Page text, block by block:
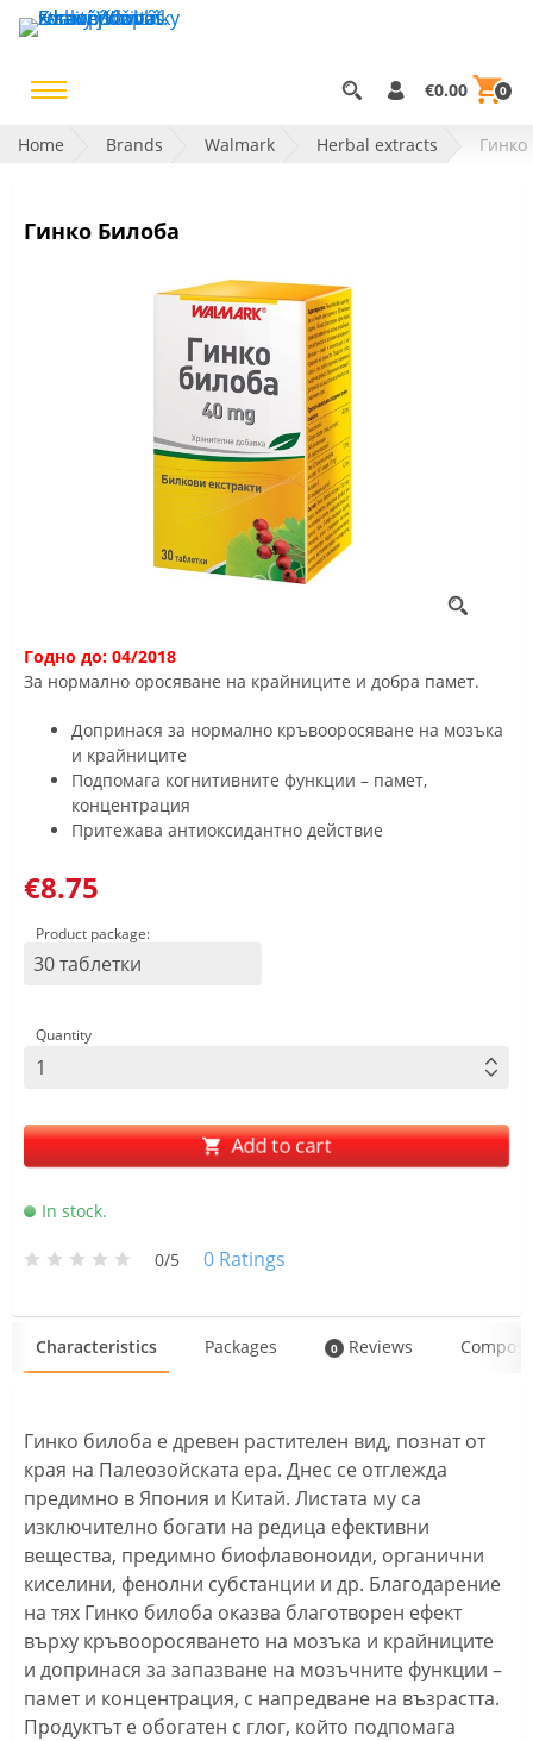
€0.00 0
Home Brands Walmark Herbal extracts
Гинко Билоба
Годно до: 04/2018
За нормално оросяване на крайниците и добра памет.
Допринася за нормално кръвооросяване на мозъка
и крайниците
Подпомага когнитивните функции – памет,
концентрация
Притежава антиоксидантно действие
€8.75
Product package:
30 таблетки
Quantity
Add to cart
In stock.
0/5 0 Ratings
Characteristics Packages 0 Reviews
Гинко билоба е древен растителен вид, познат от
края на Палеозойската ера. Днес се отглежда
предимно в Япония и Китай. Листата му са
изключително богати на редица ефективни
вещества, предимно биофлавоноиди, органични
киселини, фенолни субстанции и др. Благодарение
на тях Гинко билоба oказва благотворен ефект
върху кръвооросяването на мозъка и крайниците
и допринася за запазване на мозъчните функции –
памет и концентрация, с напредване на възрастта.
Продуктът е обогатен с глог, който подпомага